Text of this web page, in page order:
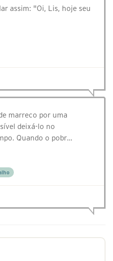
assim: "Oi, Lis, hoje seu
marreco por uma
deixá-lo no
Quando o pobr…